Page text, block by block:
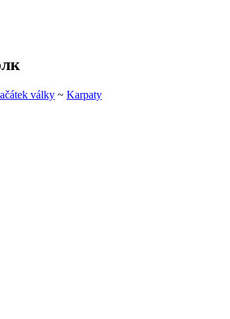
války ~ Karpaty